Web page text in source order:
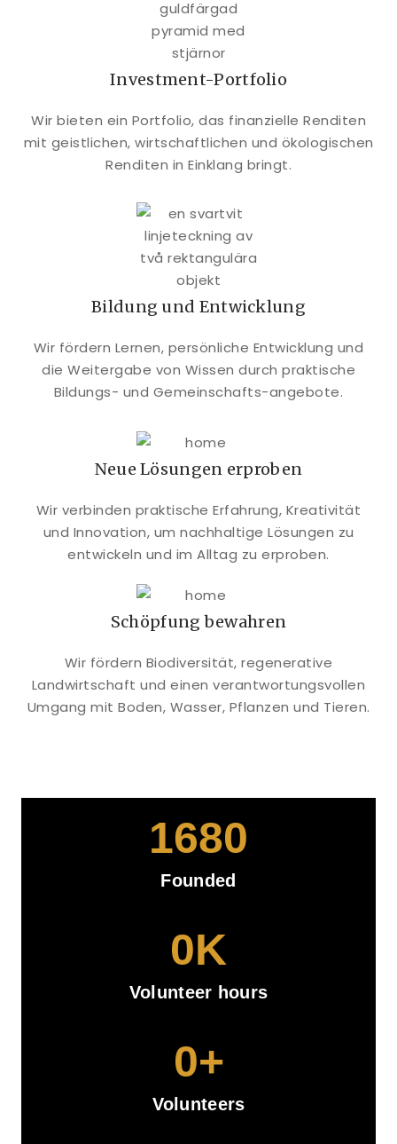
Investment-Portfolio
Wir bieten ein Portfolio, das finanzielle Renditen
mit geistlichen, wirtschaftlichen und ökologischen
Renditen in Einklang bringt.
Bildung und Entwicklung
Wir fördern Lernen, persönliche Entwicklung und
die Weitergabe von Wissen durch praktische
Bildungs- und Gemeinschafts-angebote.
Neue Lösungen erproben
Wir verbinden praktische Erfahrung, Kreativität
und Innovation, um nachhaltige Lösungen zu
entwickeln und im Alltag zu erproben.
Schöpfung bewahren
Wir fördern Biodiversität, regenerative
Landwirtschaft und einen verantwortungsvollen
Umgang mit Boden, Wasser, Pflanzen und Tieren.
Founded
1680
Volunteer hours
0K
Volunteers
0+